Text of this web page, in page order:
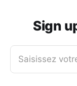
Sign
Saisissez